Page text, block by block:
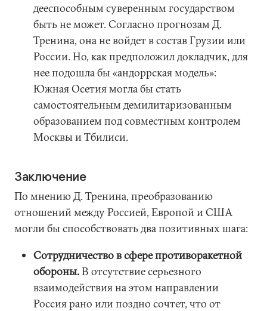
дееспособным суверенным государством
быть не может. Согласно прогнозам Д.
Тренина, она не войдет в состав Грузии или
России. Но, как предположил докладчик, для
нее подошла бы «андоррская модель»:
Южная Осетия могла бы стать
самостоятельным демилитаризованным
образованием под совместным контролем
Москвы и Тбилиси.
Заключение
По мнению Д. Тренина, преобразованию
отношений между Россией, Европой и США
могли бы способствовать два позитивных шага:
Сотрудничество в сфере противоракетной
обороны.В отсутствие серьезного
взаимодействия на этом направлении
Россия рано или поздно сочтет, что от